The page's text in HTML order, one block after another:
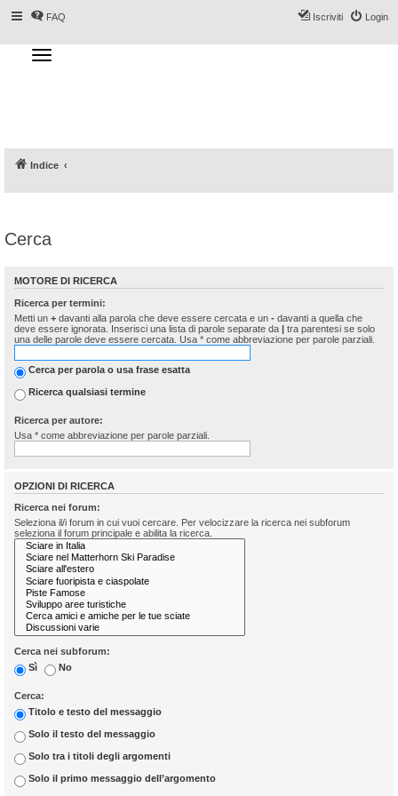
FAQ Login
Iscriviti
T
o
g
a
t
Indice
Cerca
MOTORE DI RICERCA
Ricerca per termini:
Metti un + davanti alla parola che deve essere cercata e un - davanti a quella che
deve essere ignorata. Inserisci una lista di parole separate da | tra parentesi se solo
una delle parole deve essere cercata. Usa * come abbreviazione per parole parziali.
Cerca per parola o usa frase esatta
Ricerca qualsiasi termine
Ricerca per autore:
Usa * come abbreviazione per parole parziali.
OPZIONI DI RICERCA
Ricerca nei forum:
Seleziona il/i forum in cui vuoi cercare. Per velocizzare la ricerca nei subforum
seleziona il forum principale e abilita la ricerca.
Cerca nei subforum:
Sì
No
Cerca:
Titolo e testo del messaggio
Solo il testo del messaggio
Solo tra i titoli degli argomenti
Solo il primo messaggio dell’argomento